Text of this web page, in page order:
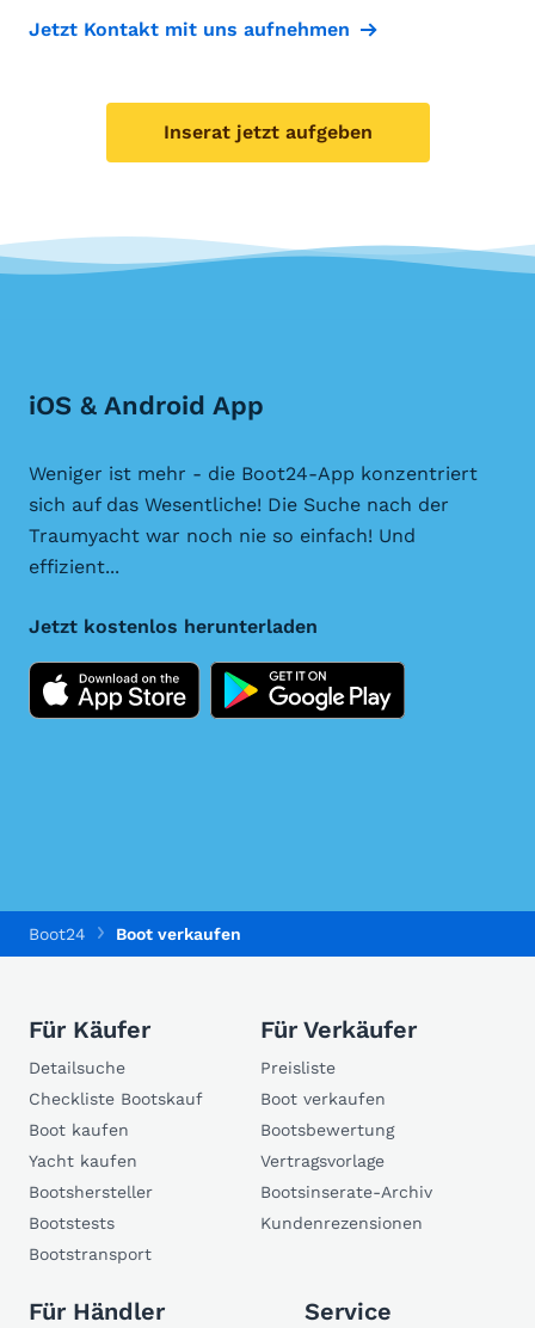
Jetzt Kontakt mit uns aufnehmen
Inserat jetzt aufgeben
iOS & Android App
Weniger ist mehr - die Boot24-App konzentriert
sich auf das Wesentliche! Die Suche nach der
Traumyacht war noch nie so einfach! Und
effizient...
Jetzt kostenlos herunterladen
Boot24 Boot verkaufen
Für Käufer
Detailsuche
Checkliste Bootskauf
Boot kaufen
Yacht kaufen
Bootshersteller
Bootstests
Bootstransport
Für Verkäufer
Preisliste
Boot verkaufen
Bootsbewertung
Vertragsvorlage
Bootsinserate-Archiv
Kundenrezensionen
Für Händler Service